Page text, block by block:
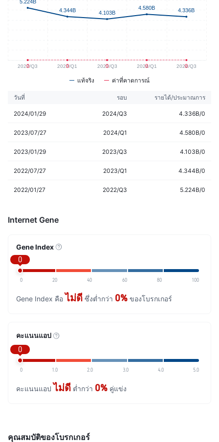
แท้จริง ค่าที่คาดการณ์
วันที่ รอบ รายได้/ประมาณการ
2024/01/29 2024/Q3 4.336B/0
2023/07/27 2024/Q1 4.580B/0
2023/01/29 2023/Q3 4.103B/0
2022/07/27 2023/Q1 4.344B/0
2022/01/27 2022/Q3 5.224B/0
Internet Gene
Gene Index
0
0 20 40 60 80 100
Gene Index คือ ไม่ดี ซึ่งต่ำกว่า 0% ของโบรกเกอร์
คะแนนแอป
0
0 1.0 2.0 3.0 4.0 5.0
คะแนนแอป ไม่ดี ต่ำกว่า 0% คู่แข่ง
คุณสมบัติของโบรกเกอร์